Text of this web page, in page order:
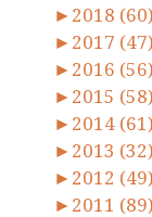
► 2018 (60)
► 2017 (47)
► 2016 (56)
► 2015 (58)
► 2014 (61)
► 2013 (32)
► 2012 (49)
► 2011 (89)